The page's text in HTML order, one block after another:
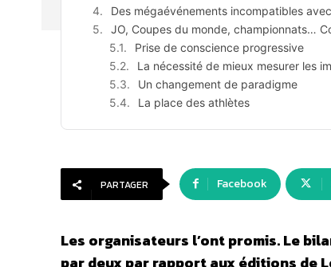
Des mégaévénements incompatibles
JO, Coupes du monde, championnats…
Prise de conscience progressive
La nécessité de mieux mesurer les
Un changement de paradigme
La place des athlètes
PARTAGER Facebook
Les organisateurs l’ont promis. Le